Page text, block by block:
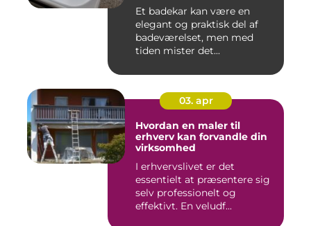
Et badekar kan være en
elegant og praktisk del af
badeværelset, men med
tiden mister det...
03. apr
Hvordan en maler til
erhverv kan forvandle din
virksomhed
I erhvervslivet er det
essentielt at præsentere sig
selv professionelt og
effektivt. En veludf...